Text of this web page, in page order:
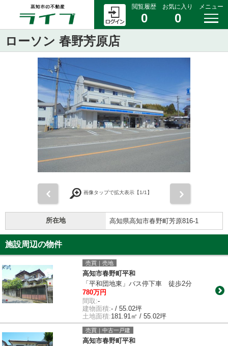
閲覧履歴
0
お気に入り
0
メニュー
ローソン 春野芳原店
画像タップで拡大表示【1/1】
所在地 高知県高知市春野町芳原816-1
施設周辺の物件
売買｜売地
高知市春野町平和
「平和団地東」バス停下車 徒歩2分
780万円
間取:-
建物面積:- / 55.02坪
土地面積:181.91㎡ / 55.02坪
売買｜中古一戸建
高知市春野町平和